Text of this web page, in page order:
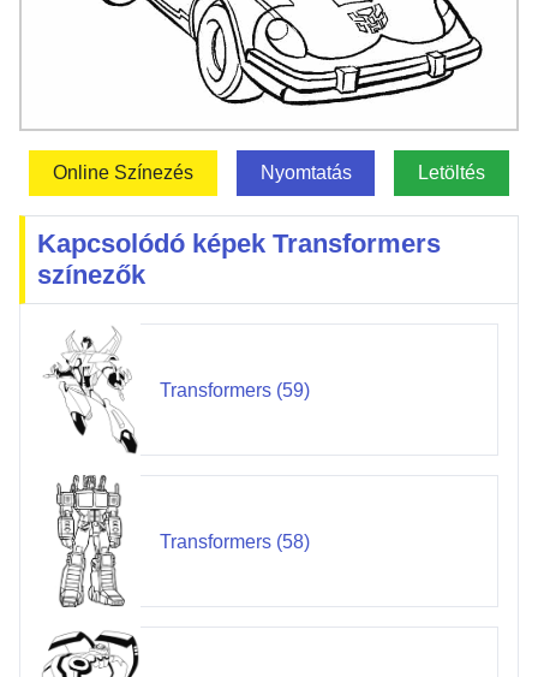
Online Színezés Nyomtatás Letöltés
Kapcsolódó képek Transformers
színezők
Transformers (59)
Transformers (58)